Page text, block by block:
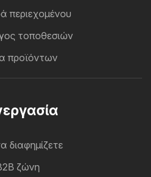
περιεχομένου
τοποθεσιών
προϊόντων
διαφημίζετε
ζώνη